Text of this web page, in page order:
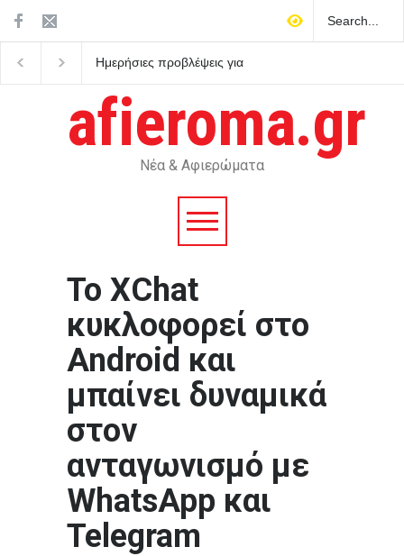
Ημερήσιες προβλέψεις για
afieroma.gr
Νέα & Αφιερώματα
Το XChat
κυκλοφορεί στο
Android και
μπαίνει δυναμικά
στον
ανταγωνισμό με
WhatsApp και
Telegram